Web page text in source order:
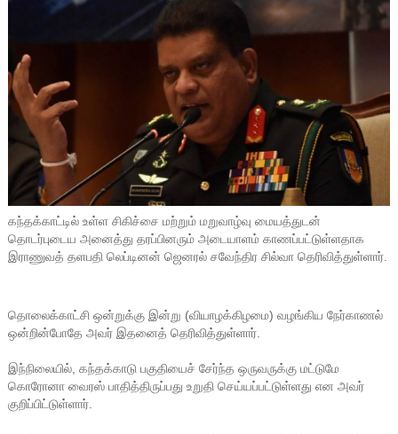
கந்தக்காட்டில் உள்ள சிகிச்சை மற்றும் மறுவாழ்வு மையத்துடன்
தொடர்புடைய அனைத்து தரப்பினரும் அடையாளம் காணப்பட்டுள்ளதாக
இராணுவத் தளபதி லெப்டினன் ஜெனரல் சவேந்திர சில்வா தெரிவித்துள்ளார்.
தொலைக்காட்சி ஒன்றுக்கு இன்று (வியாழக்கிழமை) வழங்கிய நேர்காணல்
ஒன்றின்போதே அவர் இதனைத் தெரிவித்துள்ளார்.
இந்நிலையில், கந்தக்காடு பகுதியைச் சேர்ந்த ஒருவருக்கு மட்டுமே
கொரோனா வைரஸ் பாதித்திருப்பது உறுதி செய்யப்பட்டுள்ளது என அவர்
குறிப்பிட்டுள்ளார்.